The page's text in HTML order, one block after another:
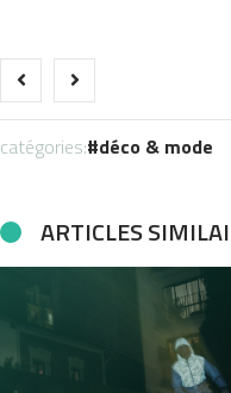
catégories: déco & mode
ARTICLES